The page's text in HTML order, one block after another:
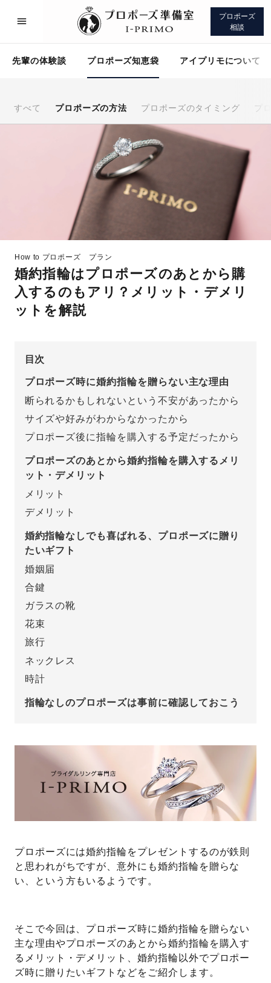
プロポーズ
相談
先輩の体験談 プロポーズ知恵袋 アイプリモについて
すべて プロポーズの方法 プロポーズのタイミング プ
How to プロポーズ プラン
婚約指輪はプロポーズのあとから購
入するのもアリ？メリット・デメリ
ットを解説
目次
プロポーズ時に婚約指輪を贈らない主な理由
断られるかもしれないという不安があったから
サイズや好みがわからなかったから
プロポーズ後に指輪を購入する予定だったから
プロポーズのあとから婚約指輪を購入するメリ
ット・デメリット
メリット
デメリット
婚約指輪なしでも喜ばれる、プロポーズに贈り
たいギフト
婚姻届
合鍵
ガラスの靴
花束
旅行
ネックレス
時計
指輪なしのプロポーズは事前に確認しておこう
プロポーズには婚約指輪をプレゼントするのが鉄則
と思われがちですが、意外にも婚約指輪を贈らな
い、という方もいるようです。
そこで今回は、プロポーズ時に婚約指輪を贈らない
主な理由やプロポーズのあとから婚約指輪を購入す
るメリット・デメリット、婚約指輪以外でプロポー
ズ時に贈りたいギフトなどをご紹介します。
プロポーズサポート 先輩の体験談
プロポーズ知恵袋
プロポーズサポート
プロポーズアイテム
おすすめの婚約指輪
パーフェクトプロポーズリング ®
プロポーズシチュエーション診断
婚約指輪マッチング診断
プロポーズプラン検索
先輩の体験談
プロポーズ意識調査結果一覧
ダイヤモンドの品質とは？
プロポーズの方法
タイミング
プレゼント
言葉
アイプリモについて
ニュース
I-PRIMO公式サイト